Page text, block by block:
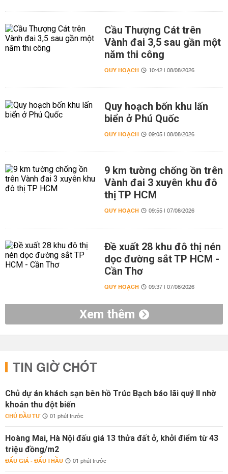
Cầu Thượng Cát trên
Vành đai 3,5 sau gần một
năm thi công
QUY HOẠCH 10:42 | 08/08/2026
Quy hoạch bốn khu lấn
biển ở Phú Quốc
QUY HOẠCH 09:05 | 08/08/2026
9 km tường chống ồn trên
Vành đai 3 xuyên khu đô
thị TP HCM
QUY HOẠCH 09:55 | 07/08/2026
Đề xuất 28 khu đô thị nén
dọc đường sắt TP HCM -
Cần Thơ
QUY HOẠCH 09:37 | 07/08/2026
Xem thêm
TIN GIỜ CHÓT
Chủ dự án khách sạn bên hồ Trúc Bạch báo lãi quý II nhờ
khoản thu đột biến
CHỦ ĐẦU TƯ 01 phút trước
Hoàng Mai, Hà Nội đấu giá 13 thửa đất ở, khởi điểm từ 43
triệu đồng/m2
ĐẤU GIÁ - ĐẤU THẦU 01 phút trước